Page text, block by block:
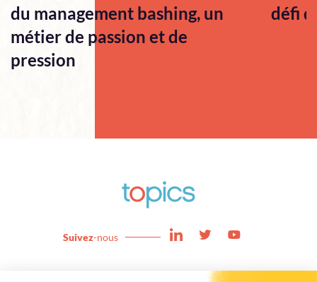
du management bashing, un
métier de passion et de
pression
défi
Suivez-nous